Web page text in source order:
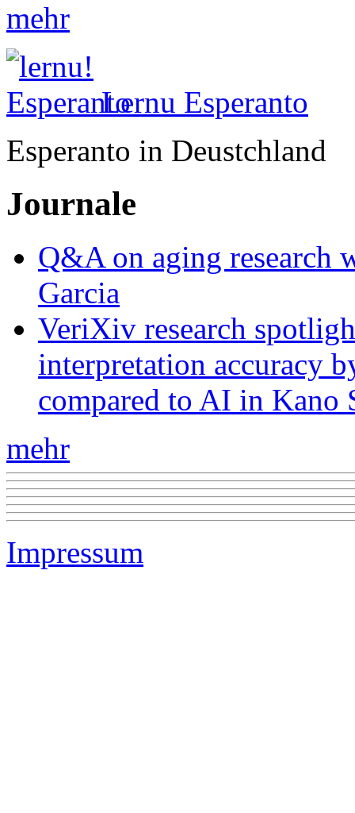
mehr
Lernu Esperanto
Esperanto in Deustchland
Journale
Q&A on aging research
Garcia
VeriXiv research
interpretation accuracy
compared to AI in Kano
mehr
Impressum